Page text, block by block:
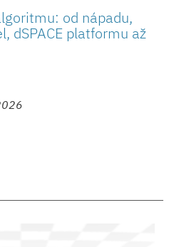
od nápadu,
dSPACE platformu až